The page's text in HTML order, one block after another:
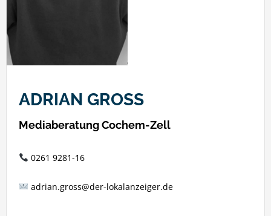
ADRIAN GROSS
Mediaberatung Cochem-Zell
0261 9281-16
adrian.gross@der-lokalanzeiger.de